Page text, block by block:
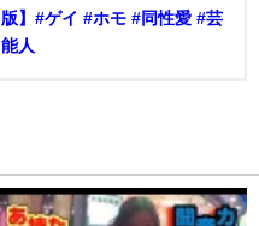
版】#ゲイ #ホモ #同性愛 #芸
能人